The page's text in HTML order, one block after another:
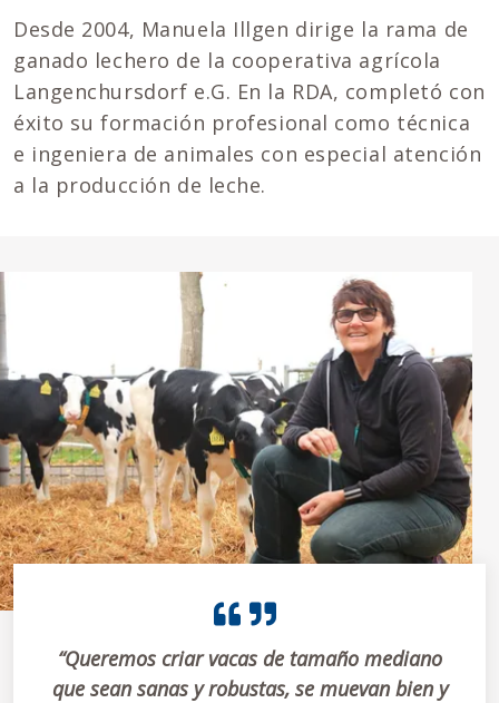
Desde 2004, Manuela Illgen dirige la rama de
ganado lechero de la cooperativa agrícola
Langenchursdorf e.G. En la RDA, completó con
éxito su formación profesional como técnica
e ingeniera de animales con especial atención
a la producción de leche.
“Queremos criar vacas de tamaño mediano
que sean sanas y robustas, se muevan bien y